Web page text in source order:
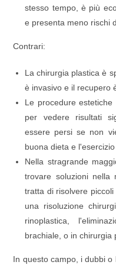
stesso tempo, è più
e presenta meno rischi
Contrari:
La chirurgia plastica è
è invasivo e il recupero
Le procedure
per vedere risultati
essere persi se non
buona dieta e l'esercizio
Nella stragrande
trovare soluzioni nella
tratta di risolvere
una risoluzione
rinoplastica,
brachiale, o in chirurgia
In questo campo, i dubbi